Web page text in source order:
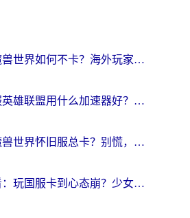
在欧洲打魔兽世界如何不卡？海外玩家的国服游戏加速终极攻略
国外玩国服英雄联盟用什么加速器好？海外党亲测有效的国服游戏加速指南
在非洲玩魔兽世界怀旧服总卡？别慌，这份指南帮你丝滑开荒
海外党必看：玩国服卡到心态崩？少女前线云图计划加速器免费推荐+碧蓝航线足球世界流畅攻略